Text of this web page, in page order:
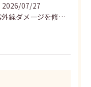
2026/07/27
紫外線ダメージを修復するマスクパックの極意